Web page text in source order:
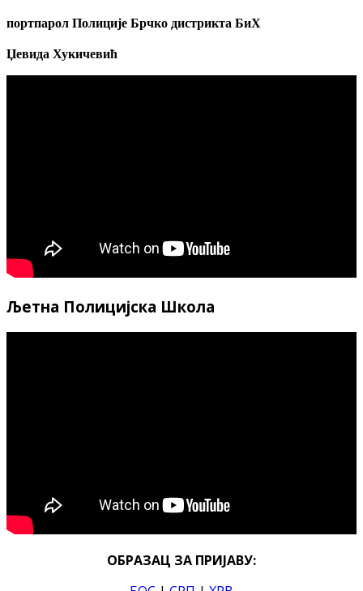
портпарол Полиције Брчко дистрикта БиХ
Џевида Хукичевић
Љетна Полицијска Школа
ОБРАЗАЦ ЗА ПРИЈАВУ: